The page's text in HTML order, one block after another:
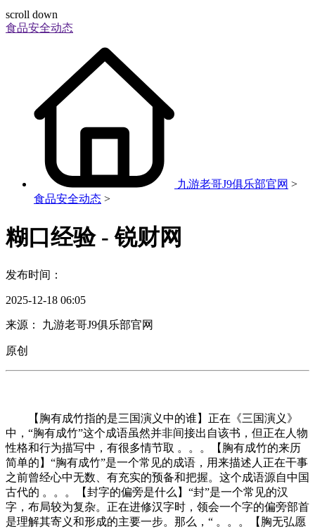
scroll down
食品安全动态
九游老哥J9俱乐部官网 >
食品安全动态 >
糊口经验 - 锐财网
发布时间：
2025-12-18 06:05
来源： 九游老哥J9俱乐部官网
原创
【胸有成竹指的是三国演义中的谁】正在《三国演义》
中，“胸有成竹”这个成语虽然并非间接出自该书，但正在人物
性格和行为描写中，有很多情节取 。。。【胸有成竹的来历
简单的】“胸有成竹”是一个常见的成语，用来描述人正在干事
之前曾经心中无数、有充实的预备和把握。这个成语源自中国
古代的 。。。【封字的偏旁是什么】“封”是一个常见的汉
字，布局较为复杂。正在进修汉字时，领会一个字的偏旁部首
是理解其寄义和形成的主要一步。那么，“ 。。。【胸无弘愿